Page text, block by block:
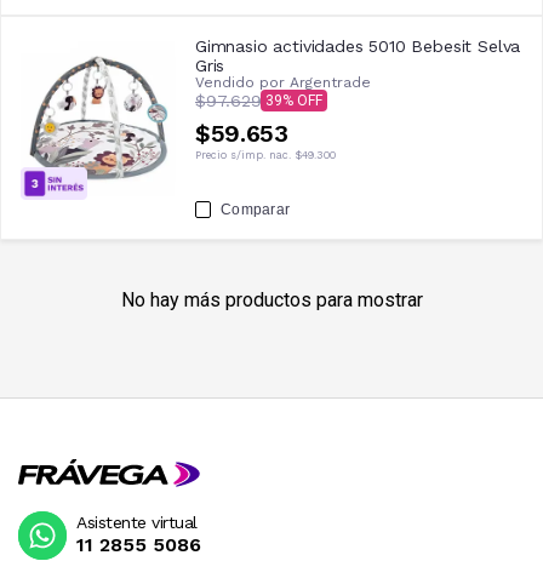
Gimnasio actividades 5010 Bebesit Selva
Gris
Vendido por Argentrade
$97.629 39
$59.653
Precio s/imp. nac. $49.300
Comparar
No hay más productos para mostrar
Asistente virtual
11 2855 5086